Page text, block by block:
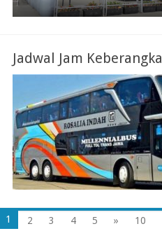
Jadwal Jam
1 2 3 4 5 » 10